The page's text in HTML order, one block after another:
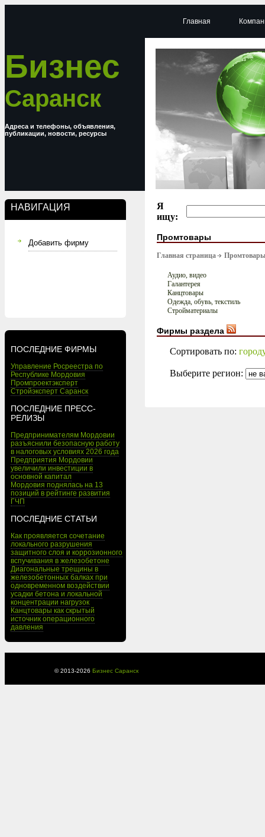
Бизнес
Саранск
Адреса и телефоны, объявления,
публикации, новости, ресурсы
НАВИГАЦИЯ
Добавить фирму
ПОСЛЕДНИЕ ФИРМЫ
Управление Росреестра по
Республике Мордовия
Промпроектэксперт
Стройэксперт Саранск
ПОСЛЕДНИЕ ПРЕСС-
РЕЛИЗЫ
Предпринимателям Мордовии
разъяснили безопасную работу
в налоговых условиях 2026 года
Предприятия Мордовии
увеличили инвестиции в
основной капитал
Мордовия поднялась на 13
позиций в рейтинге развития
ГЧП
ПОСЛЕДНИЕ СТАТЬИ
Как проявляется сочетание
локального разрушения
защитного слоя и коррозионного
вспучивания в железобетоне
Диагональные трещины в
железобетонных балках при
одновременном воздействии
усадки бетона и локальной
концентрации нагрузок
Канцтовары как скрытый
источник операционного
давления
Главная
Я
ищу:
Промтовары
Главная страница Промтовары
Аудио, видео
Галантерея
Канцтовары
Одежда, обувь, текстиль
Стройматериалы
Фирмы раздела
Сортировать по:
Выберите регион:
© 2013-2026 Бизнес Саранск